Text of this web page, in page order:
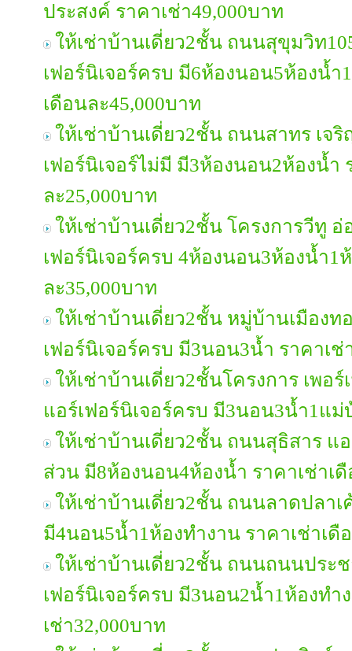
ประสงค์ ราคาเช่า49,000บาท
ให้เช่าบ้านเดี่ยว2ชั้น ถนนสุขุมวิท
เฟอร์นิเจอร์ครบ มี6ห้องนอน5ห้องน้ำ
เดือนละ45,000บาท
ให้เช่าบ้านเดี่ยว2ชั้น ถนนสาทร เจ
เฟอร์นิเจอร์ไม่มี มี3ห้องนอน2ห้องน้ำ
ละ25,000บาท
ให้เช่าบ้านเดี่ยว2ชั้น โครงการวีทู
เฟอร์นิเจอร์ครบ 4ห้องนอน3ห้องน้ำ1
ละ35,000บาท
ให้เช่าบ้านเดี่ยว2ชั้น หมู่บ้านเมือง
เฟอร์นิเจอร์ครบ มี3นอน3น้ำ ราคาเช่
ให้เช่าบ้านเดี่ยว2ชั้นโครงการ เพอ
แอร์เฟอร์นิเจอร์ครบ มี3นอน3น้ำ1แม่
ให้เช่าบ้านเดี่ยว2ชั้น ถนนสุธิสาร แอ
ส่วน มี8ห้องนอน4ห้องน้ำ ราคาเช่าเ
ให้เช่าบ้านเดี่ยว2ชั้น ถนนลาดปลาเ
มี4นอน5น้ำ1ห้องทำงาน ราคาเช่าเดื
ให้เช่าบ้านเดี่ยว2ชั้น ถนนถนนประ
เฟอร์นิเจอร์ครบ มี3นอน2น้ำ1ห้องท
เช่า32,000บาท